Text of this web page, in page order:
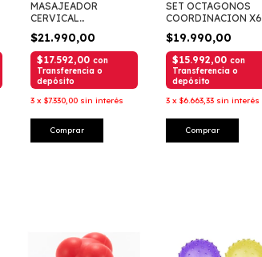
MASAJEADOR
CERVICAL
MADEROTERAPIA
$21.990,00
$17.592,00 con
Transferencia o
depósito
3 x $7.330,00 sin interés
Comprar
SET OCTAGONOS
COORDINACION X6
PROYEC 191
$19.990,00
$15.992,00 con
Transferencia o
depósito
3 x $6.663,33 sin interés
Comprar